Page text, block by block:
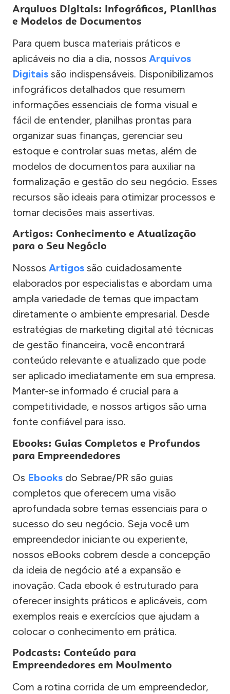
Arquivos Digitais: Infográficos, Planilhas
e Modelos de Documentos
Para quem busca materiais práticos e
aplicáveis no dia a dia, nossos Arquivos
Digitais são indispensáveis. Disponibilizamos
infográficos detalhados que resumem
informações essenciais de forma visual e
fácil de entender, planilhas prontas para
organizar suas finanças, gerenciar seu
estoque e controlar suas metas, além de
modelos de documentos para auxiliar na
formalização e gestão do seu negócio. Esses
recursos são ideais para otimizar processos e
tomar decisões mais assertivas.
Artigos: Conhecimento e Atualização
para o Seu Negócio
Nossos Artigos são cuidadosamente
elaborados por especialistas e abordam uma
ampla variedade de temas que impactam
diretamente o ambiente empresarial. Desde
estratégias de marketing digital até técnicas
de gestão financeira, você encontrará
conteúdo relevante e atualizado que pode
ser aplicado imediatamente em sua empresa.
Manter-se informado é crucial para a
competitividade, e nossos artigos são uma
fonte confiável para isso.
Ebooks: Guias Completos e Profundos
para Empreendedores
Os Ebooks do Sebrae/PR são guias
completos que oferecem uma visão
aprofundada sobre temas essenciais para o
sucesso do seu negócio. Seja você um
empreendedor iniciante ou experiente,
nossos eBooks cobrem desde a concepção
da ideia de negócio até a expansão e
inovação. Cada ebook é estruturado para
oferecer insights práticos e aplicáveis, com
exemplos reais e exercícios que ajudam a
colocar o conhecimento em prática.
Podcasts: Conteúdo para
Empreendedores em Movimento
Com a rotina corrida de um empreendedor,